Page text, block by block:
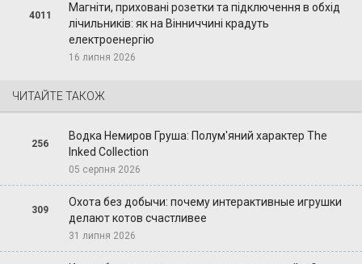
4011
Магніти, приховані розетки та підключення в обхід
лічильників: як на Вінниччині крадуть
електроенергію
16 липня 2026
ЧИТАЙТЕ ТАКОЖ
256
Водка Немиров Груша: Полум'яний характер The
Inked Collection
05 серпня 2026
309
Охота без добычи: почему интерактивные игрушки
делают котов счастливее
31 липня 2026